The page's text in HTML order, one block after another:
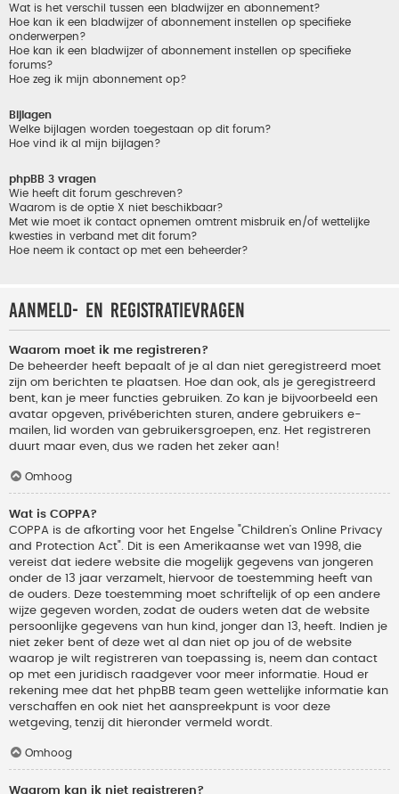
Wat is het verschil tussen een bladwijzer en abonnement?
Hoe kan ik een bladwijzer of abonnement instellen op specifieke
onderwerpen?
Hoe kan ik een bladwijzer of abonnement instellen op specifieke
forums?
Hoe zeg ik mijn abonnement op?
Bijlagen
Welke bijlagen worden toegestaan op dit forum?
Hoe vind ik al mijn bijlagen?
phpBB 3 vragen
Wie heeft dit forum geschreven?
Waarom is de optie X niet beschikbaar?
Met wie moet ik contact opnemen omtrent misbruik en/of wettelijke
kwesties in verband met dit forum?
Hoe neem ik contact op met een beheerder?
Aanmeld- en registratievragen
Waarom moet ik me registreren?
De beheerder heeft bepaalt of je al dan niet geregistreerd moet
zijn om berichten te plaatsen. Hoe dan ook, als je geregistreerd
bent, kan je meer functies gebruiken. Zo kan je bijvoorbeeld een
avatar opgeven, privéberichten sturen, andere gebruikers e-
mailen, lid worden van gebruikersgroepen, enz. Het registreren
duurt maar even, dus we raden het zeker aan!
Omhoog
Wat is COPPA?
COPPA is de afkorting voor het Engelse "Children’s Online Privacy
and Protection Act". Dit is een Amerikaanse wet van 1998, die
vereist dat iedere website die mogelijk gegevens van jongeren
onder de 13 jaar verzamelt, hiervoor de toestemming heeft van
de ouders. Deze toestemming moet schriftelijk of op een andere
wijze gegeven worden, zodat de ouders weten dat de website
persoonlijke gegevens van hun kind, jonger dan 13, heeft. Indien je
niet zeker bent of deze wet al dan niet op jou of de website
waarop je wilt registreren van toepassing is, neem dan contact
op met een juridisch raadgever voor meer informatie. Houd er
rekening mee dat het phpBB team geen wettelijke informatie kan
verschaffen en ook niet het aanspreekpunt is voor deze
wetgeving, tenzij dit hieronder vermeld wordt.
Omhoog
Waarom kan ik niet registreren?